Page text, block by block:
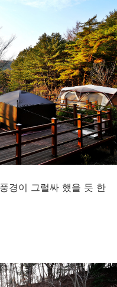
경이 그럴싸 했을 듯 한